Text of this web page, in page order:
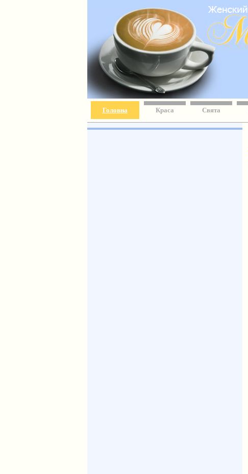
Головна Краса Свята